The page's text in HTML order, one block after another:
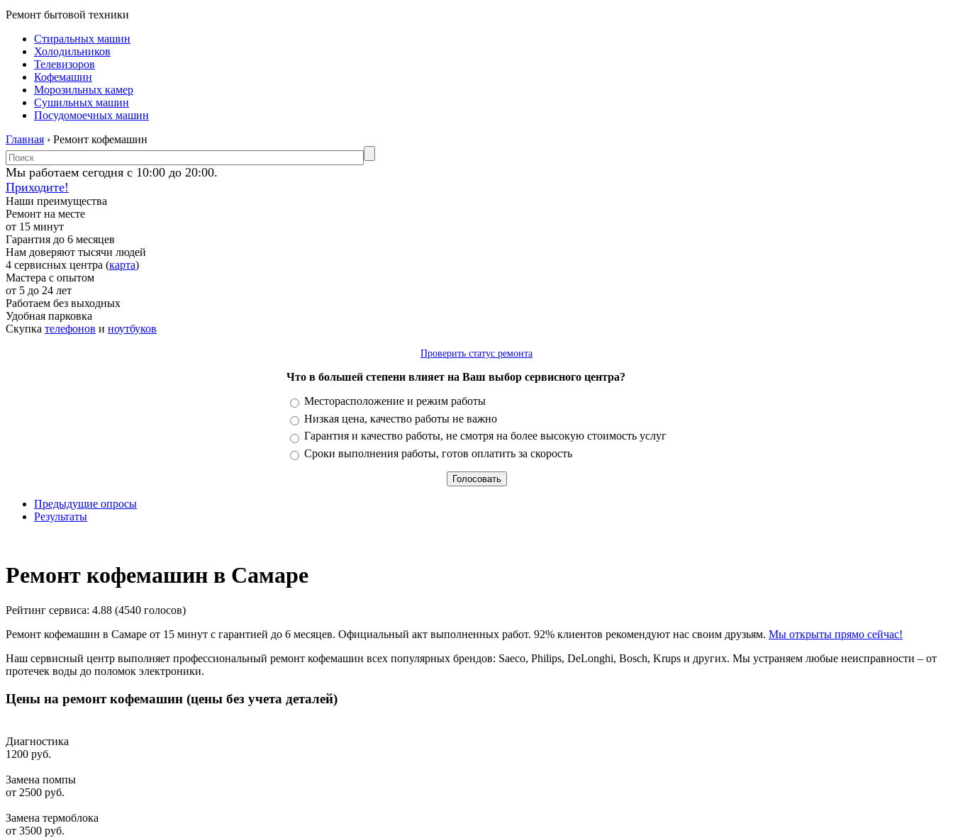
Ремонт бытовой техники
Стиральных машин
Холодильников
Телевизоров
Кофемашин
Морозильных камер
Сушильных машин
Посудомоечных машин
Главная › Ремонт кофемашин
Мы работаем сегодня с 10:00 до 20:00.
Приходите!
Наши преимущества
Ремонт на месте
от 15 минут
Гарантия до 6 месяцев
Нам доверяют тысячи людей
4 сервисных центра (карта)
Мастера с опытом
от 5 до 24 лет
Работаем без выходных
Удобная парковка
Скупка телефонов и ноутбуков
Проверить статус ремонта
Что в большей степени влияет на Ваш выбор сервисного центра?
Варианты
Месторасположение и режим работы
Низкая цена, качество работы не важно
Гарантия и качество работы, не смотря на более высокую стоимость услуг
Сроки выполнения работы, готов оплатить за скорость
Предыдущие опросы
Результаты
Ремонт кофемашин в Самаре
Рейтинг сервиса: 4.88 (4540 голосов)
Ремонт кофемашин в Самаре от 15 минут с гарантией до 6 месяцев. Официальный акт выполненных работ. 92% клиентов рекомендуют нас своим друзьям. Мы открыты прямо сейчас!
Наш сервисный центр выполняет профессиональный ремонт кофемашин всех популярных брендов: Saeco, Philips, DeLonghi, Bosch, Krups и других. Мы устраняем любые неисправности – от
протечек воды до поломок электроники.
Цены на ремонт кофемашин (цены без учета деталей)
Диагностика
1200 руб.
Замена помпы
от 2500 руб.
Замена термоблока
от 3500 руб.